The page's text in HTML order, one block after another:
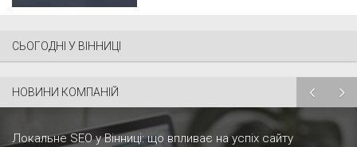
СЬОГОДНІ У ВІННИЦІ
НОВИНИ КОМПАНІЙ
Локальне SEO у Вінниці: що впливає на успіх сайту